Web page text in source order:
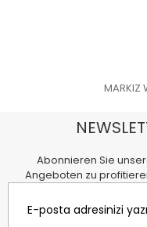
MARKIZ
Abonnieren Sie
Angeboten zu